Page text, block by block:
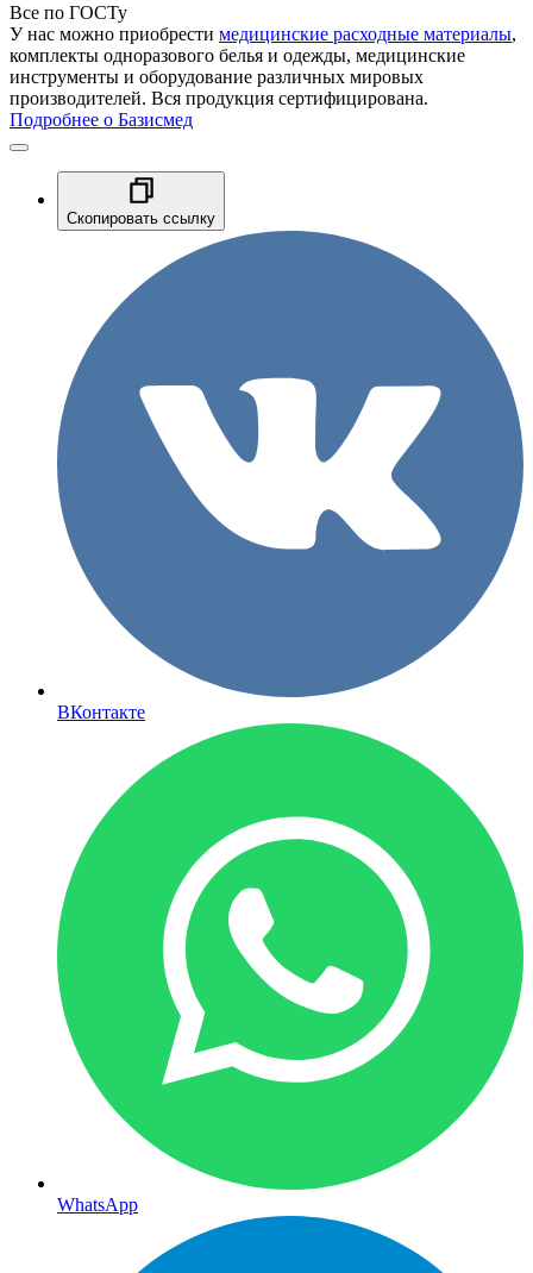
Все по ГОСТу
У нас можно приобрести медицинские расходные материалы,
комплекты одноразового белья и одежды, медицинские
инструменты и оборудование различных мировых
производителей. Вся продукция сертифицирована.
Подробнее о Базисмед
Скопировать ссылку
ВКонтакте
WhatsApp